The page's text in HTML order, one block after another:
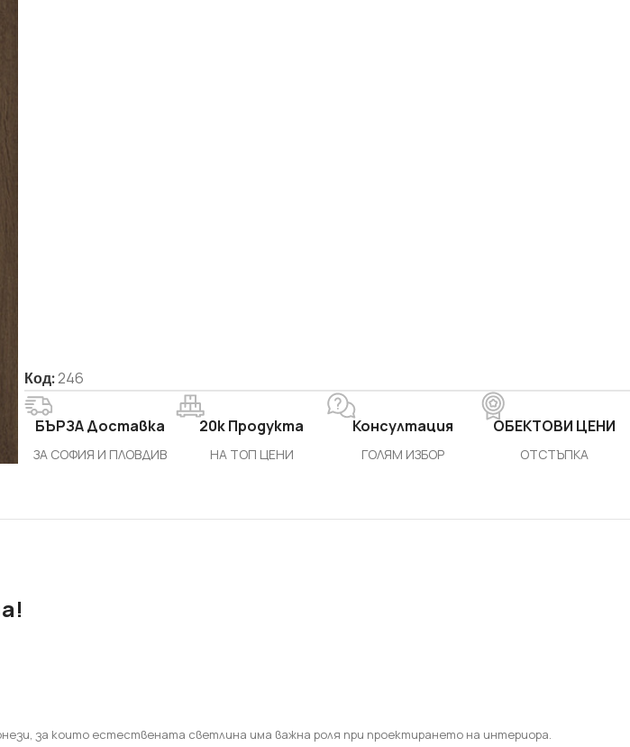
Код:246
БЪРЗА Доставка
ЗА СОФИЯ И ПЛОВДИВ
20k Продукта
НА ТОП ЦЕНИ
Консултация
ГОЛЯМ ИЗБОР
ОБЕКТОВИ ЦЕНИ
ОТСТЪПКА
за които естествената светлина има важна роля при проектирането на интериора.